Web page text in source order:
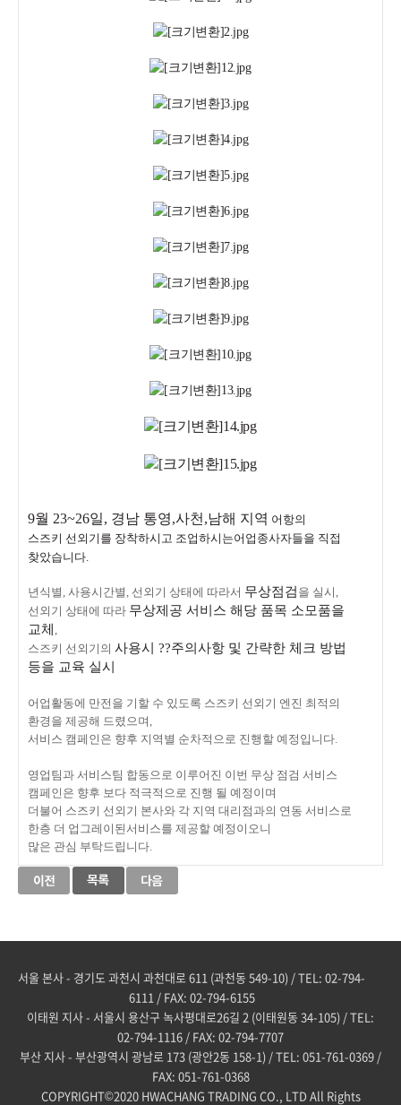
9월 23~26일, 경남 통영,사천,남해 지역 어항의
스즈키 선외기를 장착하시고 조업하시는어업종사자들을 직접
찾았습니다.
년식별, 사용시간별, 선외기 상태에 따라서 무상점검 을 실시,
선외기 상태에 따라 무상제공 서비스 해당 품목 소모품을
교체 ,
스즈키 선외기의 사용시 ??주의사항 및 간략한 체크 방법
등을 교육 실시
어업활동에 만전을 기할 수 있도록 스즈키 선외기 엔진 최적의
환경을 제공해 드렸으며,
서비스 캠페인은 향후 지역별 순차적으로 진행할 예정입니다.
영업팀과 서비스팀 합동으로 이루어진 이번 무상 점검 서비스
캠페인은 향후 보다 적극적으로 진행 될 예정이며
더불어 스즈키 선외기 본사와 각 지역 대리점과의 연동 서비스로
한층 더 업그레이된서비스를 제공할 예정이오니
많은 관심 부탁드립니다.
서울 본사 - 경기도 과천시 과천대로 611 (과천동 549-10) / TEL: 02-794-
6111 / FAX: 02-794-6155
이태원 지사 - 서울시 용산구 녹사평대로26길 2 (이태원동 34-105) / TEL:
02-794-1116 / FAX: 02-794-7707
부산 지사 - 부산광역시 광남로 173 (광안2동 158-1) / TEL: 051-761-0369 /
FAX: 051-761-0368
COPYRIGHT©2020 HWACHANG TRADING CO., LTD All Rights